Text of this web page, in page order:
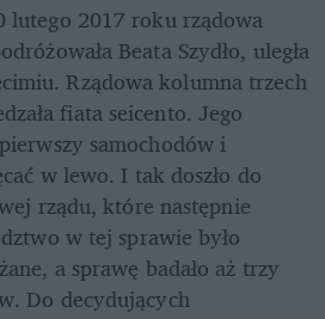
lutego 2017 roku rządowa
Beata Szydło, uległa
Rządowa kolumna trzech
fiata seicento. Jego
samochodów i
w lewo. I tak doszło do
rządu, które następnie
w tej sprawie było
a sprawę badało aż trzy
Do decydujących